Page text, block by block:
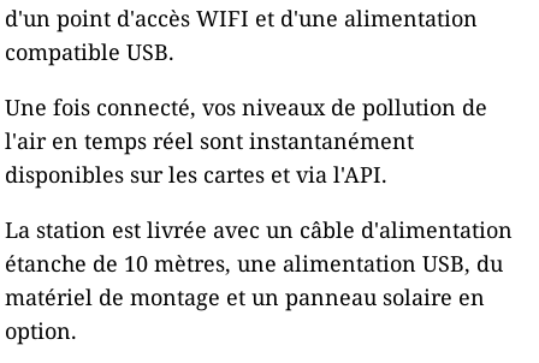
d'un point d'accès WIFI et d'une alimentation
compatible USB.
Une fois connecté, vos niveaux de pollution de
l'air en temps réel sont instantanément
disponibles sur les cartes et via l'API.
La station est livrée avec un câble d'alimentation
étanche de 10 mètres, une alimentation USB, du
matériel de montage et un panneau solaire en
option.